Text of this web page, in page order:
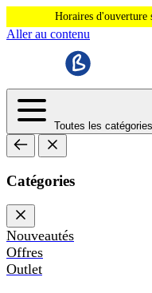
Horaires d'ouverture
Aller au contenu
Toutes les catégories
Catégories
Nouveautés
Offres
Outlet